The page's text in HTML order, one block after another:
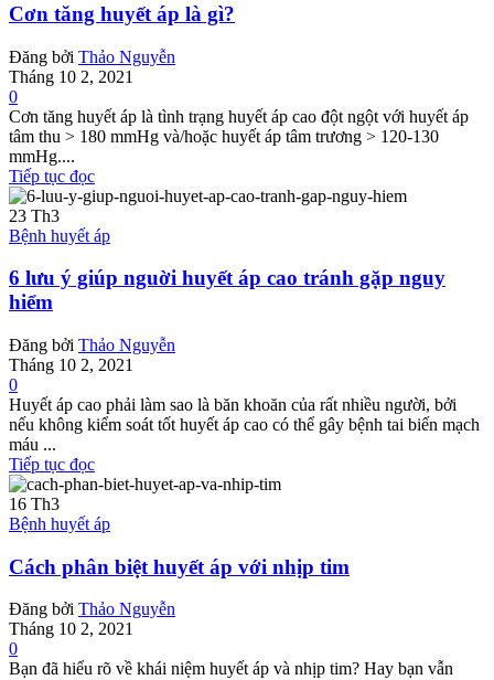
Cơn tăng huyết áp là gì?
Đăng bởi Thảo Nguyễn
Tháng 10 2, 2021
0
Cơn tăng huyết áp là tình trạng huyết áp cao đột ngột với huyết áp
tâm thu > 180 mmHg và/hoặc huyết áp tâm trương > 120-130
mmHg....
Tiếp tục đọc
23 Th3
Bệnh huyết áp
6 lưu ý giúp nguời huyết áp cao tránh gặp nguy
hiểm
Đăng bởi Thảo Nguyễn
Tháng 10 2, 2021
0
Huyết áp cao phải làm sao là băn khoăn của rất nhiều người, bởi
nếu không kiểm soát tốt huyết áp cao có thể gây bệnh tai biến mạch
máu ...
Tiếp tục đọc
16 Th3
Bệnh huyết áp
Cách phân biệt huyết áp với nhịp tim
Đăng bởi Thảo Nguyễn
Tháng 10 2, 2021
0
Bạn đã hiểu rõ về khái niệm huyết áp và nhịp tim? Hay bạn vẫn